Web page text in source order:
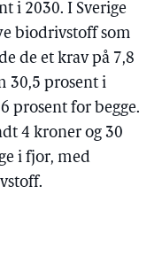
i 2030. I Sverige
biodrivstoff som
de et krav på 7,8
30,5 prosent i
prosent for begge.
4 kroner og 30
i fjor, med